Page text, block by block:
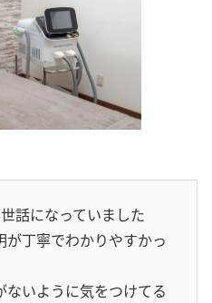
話になっていました
丁寧でわかりやすかっ
いように気をつけてる